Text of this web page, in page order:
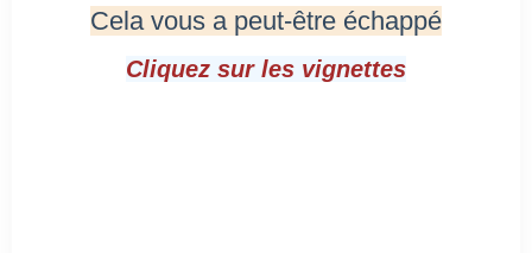
Cela vous a peut-être échappé
Cliquez sur les vignettes